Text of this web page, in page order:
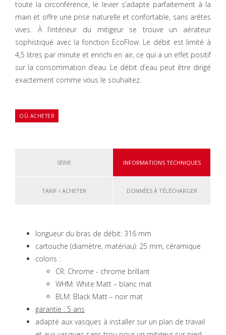
toute la circonférence, le levier s’adapte parfaitement à la
main et offre une prise naturelle et confortable, sans arêtes
vives. À l’intérieur du mitigeur se trouve un aérateur
sophistiqué avec la fonction EcoFlow. Le débit est limité à
4,5 litres par minute et enrichi en air, ce qui a un effet positif
sur la consommation d’eau. Le débit d’eau peut être dirigé
exactement comme vous le souhaitez.
OÙ ACHETER
SÉRIE INFORMATIONS TECHNIQUES
TARIF / ACHETER DONNÉES À TÉLÉCHARGER
longueur du bras de débit: 316 mm
cartouche (diamètre, matériau): 25 mm, céramique
coloris :
CR: Chrome - chrome brillant
WHM: White Matt – blanc mat
BLM: Black Matt – noir mat
garantie : 5 ans
adapté aux vasques à installer sur un plan de travail